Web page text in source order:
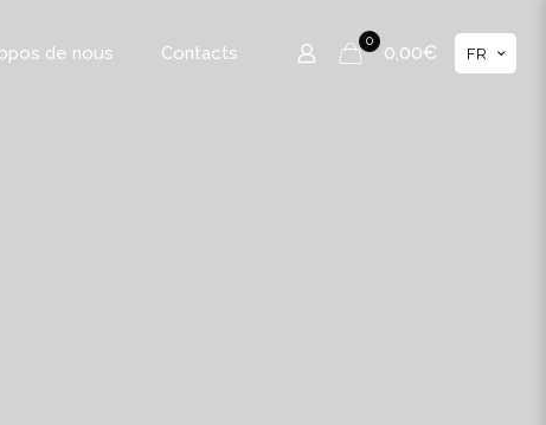
de nous Contacts
0
0,00€ FR